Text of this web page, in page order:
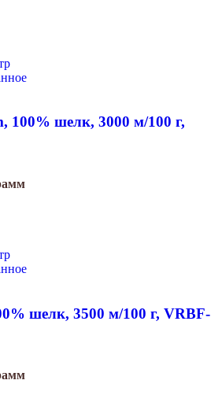
100% шелк, 3000 м/100 г,
шелк, 3500 м/100 г, VRBF-